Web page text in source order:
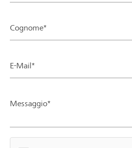
Cognome*
E-Mail*
Messaggio*